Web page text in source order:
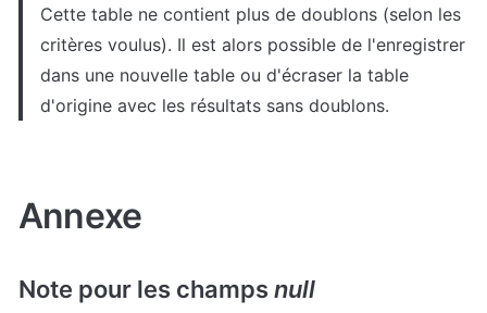
Cette table ne contient plus de doublons (selon les
critères voulus). Il est alors possible de l'enregistrer
dans une nouvelle table ou d'écraser la table
d'origine avec les résultats sans doublons.
Annexe
Note pour les champs null